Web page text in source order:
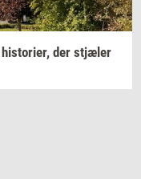
hi­sto­ri­er, der stjæ­ler